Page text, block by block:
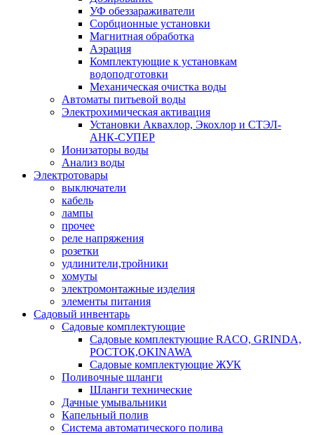
УФ обеззараживатели
Сорбционные установки
Магнитная обработка
Аэрация
Комплектующие к установкам
водоподготовки
Механическая очистка воды
Автоматы питьевой воды
Электрохимическая активация
Установки Аквахлор, Экохлор и СТЭЛ-
АНК-СУПЕР
Ионизаторы воды
Анализ воды
Электротовары
выключатели
кабель
лампы
прочее
реле напряжения
розетки
удлинители,тройники
хомуты
электромонтажные изделия
элементы питания
Садовый инвентарь
Садовые комплектующие
Садовые комплектующие RACO, GRINDA,
РОСТОК,OKINAWA
Садовые комплектующие ЖУК
Поливочные шланги
Шланги технические
Дачные умывальники
Капельный полив
Система автоматического полива